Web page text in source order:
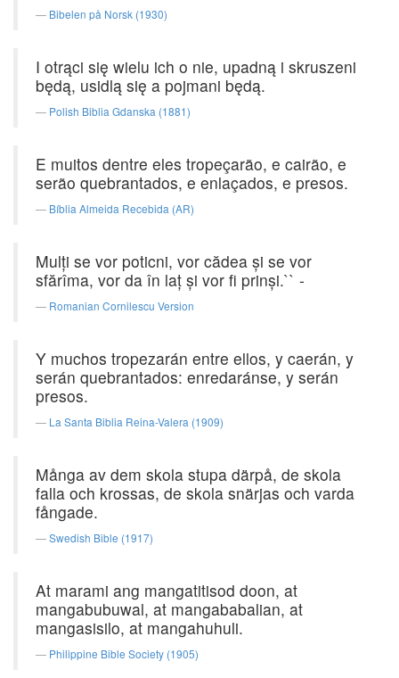
Bibelen på Norsk (1930)
I otrąci się wielu ich o nie, upadną i skruszeni
będą, usidlą się a pojmani będą.
Polish Biblia Gdanska (1881)
E muitos dentre eles tropeçarão, e cairão, e
serão quebrantados, e enlaçados, e presos.
Bíblia Almeida Recebida (AR)
Mulţi se vor poticni, vor cădea şi se vor
sfărîma, vor da în laţ şi vor fi prinşi.`` -
Romanian Cornilescu Version
Y muchos tropezarán entre ellos, y caerán, y
serán quebrantados: enredaránse, y serán
presos.
La Santa Biblia Reina-Valera (1909)
Många av dem skola stupa därpå, de skola
falla och krossas, de skola snärjas och varda
fångade.
Swedish Bible (1917)
At marami ang mangatitisod doon, at
mangabubuwal, at mangababalian, at
mangasisilo, at mangahuhuli.
Philippine Bible Society (1905)